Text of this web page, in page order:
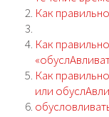
Как
Как
Как
или